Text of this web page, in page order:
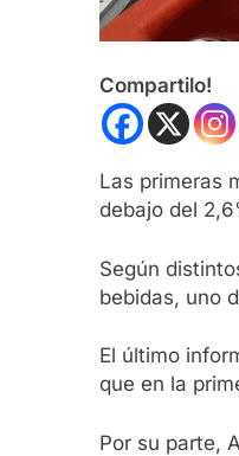
Compartilo!
Las primeras
debajo del
Según
bebidas, uno
El último
que en la
Por su parte,